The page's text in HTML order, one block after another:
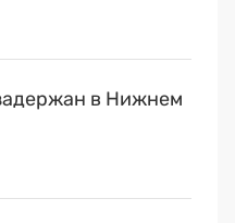
в Нижнем